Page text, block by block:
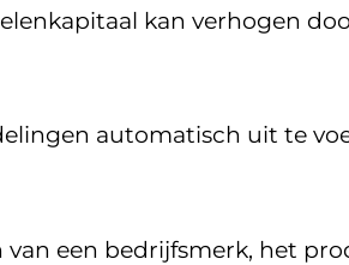
kan verhogen
automatisch uit te
een bedrijfsmerk, het